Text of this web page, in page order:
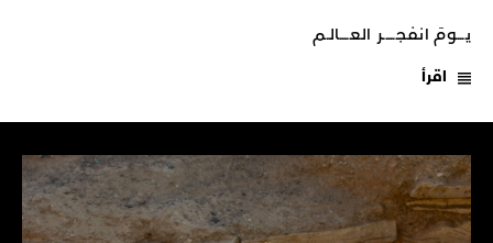
يـــومَ انفجـــــر العــــالـم
اقرأ